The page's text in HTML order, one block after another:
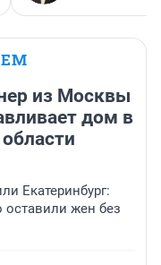
из Москвы
дом в
Екатеринбург:
оставили жен без